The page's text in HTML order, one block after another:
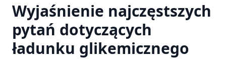
Wyjaśnienie najczęstszych
pytań dotyczących
ładunku glikemicznego